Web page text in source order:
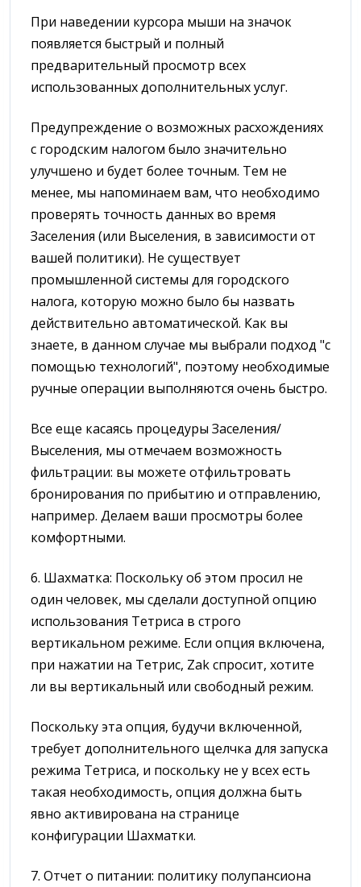
При наведении курсора мыши на значок
появляется быстрый и полный
предварительный просмотр всех
использованных дополнительных услуг.
Предупреждение о возможных расхождениях
с городским налогом было значительно
улучшено и будет более точным. Тем не
менее, мы напоминаем вам, что необходимо
проверять точность данных во время
Заселения (или Выселения, в зависимости от
вашей политики). Не существует
промышленной системы для городского
налога, которую можно было бы назвать
действительно автоматической. Как вы
знаете, в данном случае мы выбрали подход "с
помощью технологий", поэтому необходимые
ручные операции выполняются очень быстро.
Все еще касаясь процедуры Заселения/
Выселения, мы отмечаем возможность
фильтрации: вы можете отфильтровать
бронирования по прибытию и отправлению,
например. Делаем ваши просмотры более
комфортными.
6. Шахматка: Поскольку об этом просил не
один человек, мы сделали доступной опцию
использования Тетриса в строго
вертикальном режиме. Если опция включена,
при нажатии на Тетрис, Zak спросит, хотите
ли вы вертикальный или свободный режим.
Поскольку эта опция, будучи включенной,
требует дополнительного щелчка для запуска
режима Тетриса, и поскольку не у всех есть
такая необходимость, опция должна быть
явно активирована на странице
конфигурации Шахматки.
7. Отчет о питании: политику полупансиона